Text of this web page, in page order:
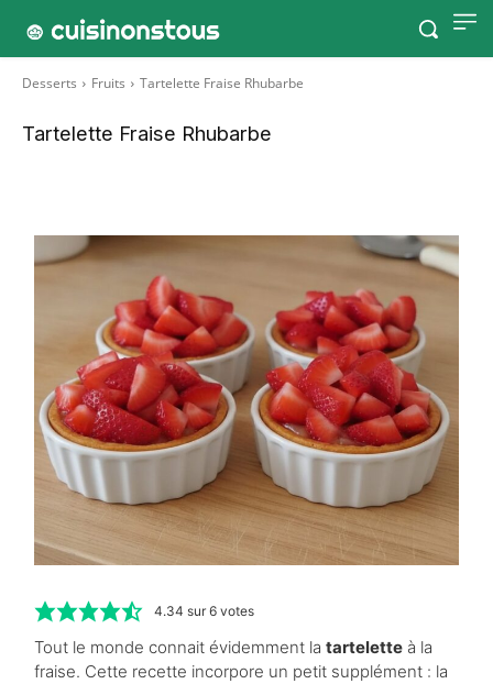
Desserts Fruits Tartelette Fraise Rhubarbe
Tartelette Fraise Rhubarbe
4.34 sur6votes
Tout le monde connait évidemment la tartelette à la
fraise. Cette recette incorpore un petit supplément : la